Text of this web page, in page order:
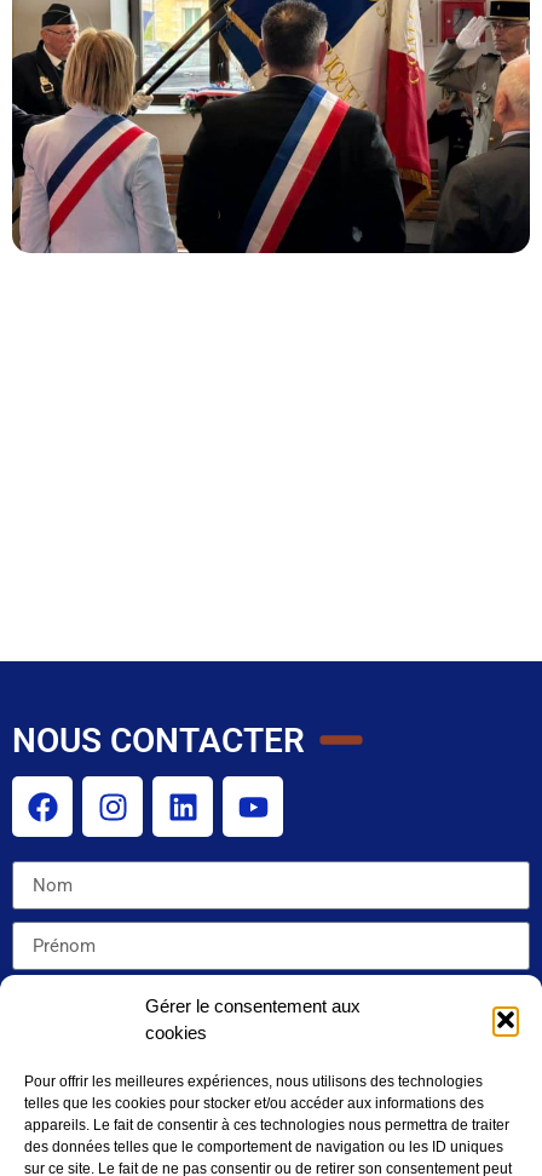
Gérer le consentement aux
cookies
Pour offrir les meilleures expériences, nous utilisons des technologies
telles que les cookies pour stocker et/ou accéder aux informations des
appareils. Le fait de consentir à ces technologies nous permettra de traiter
des données telles que le comportement de navigation ou les ID uniques
sur ce site. Le fait de ne pas consentir ou de retirer son consentement peut
NOUS CONTACTER